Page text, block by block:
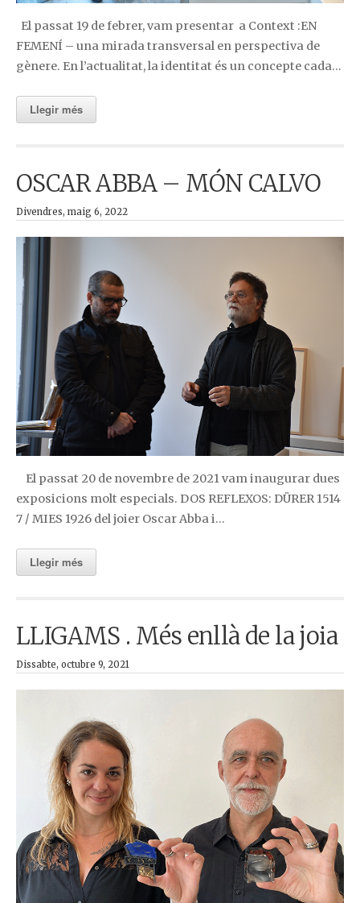
El passat 19 de febrer, vam presentar a Context :EN
FEMENÍ – una mirada transversal en perspectiva de
gènere. En l’actualitat, la identitat és un concepte cada…
Llegir més
OSCAR ABBA – MÓN CALVO
Divendres, maig 6, 2022
El passat 20 de novembre de 2021 vam inaugurar dues
exposicions molt especials. DOS REFLEXOS: DÜRER 1514
7 / MIES 1926 del joier Oscar Abba i…
Llegir més
LLIGAMS . Més enllà de la joia
Dissabte, octubre 9, 2021